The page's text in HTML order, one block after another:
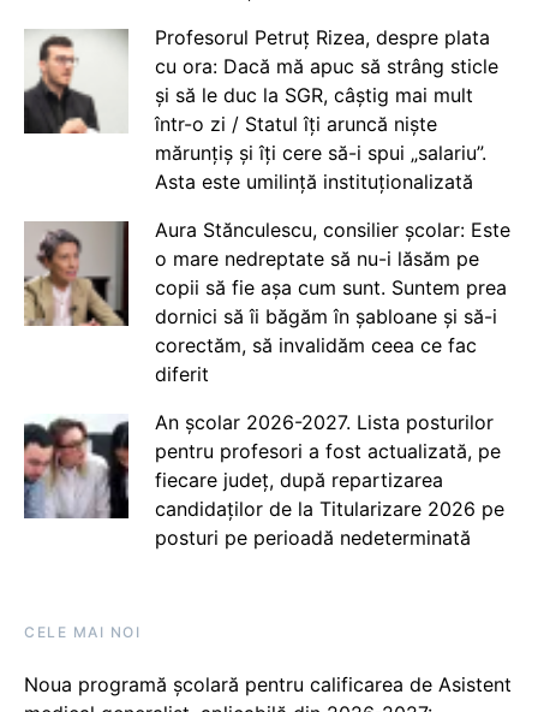
Profesorul Petruț Rizea, despre plata
cu ora: Dacă mă apuc să strâng sticle
și să le duc la SGR, câștig mai mult
într-o zi / Statul îți aruncă niște
mărunțiș și îți cere să-i spui „salariu”.
Asta este umilință instituționalizată
Aura Stănculescu, consilier școlar: Este
o mare nedreptate să nu-i lăsăm pe
copii să fie așa cum sunt. Suntem prea
dornici să îi băgăm în șabloane și să-i
corectăm, să invalidăm ceea ce fac
diferit
An școlar 2026-2027. Lista posturilor
pentru profesori a fost actualizată, pe
fiecare județ, după repartizarea
candidaților de la Titularizare 2026 pe
posturi pe perioadă nedeterminată
CELE MAI NOI
Noua programă școlară pentru calificarea de Asistent